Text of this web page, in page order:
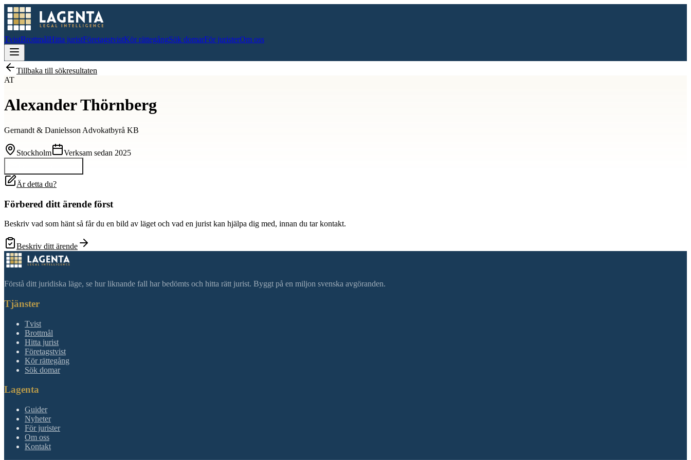
TvistBrottmålHitta juristFöretagstvistKör rättegångSök domarFör juristerOm oss
Tillbaka till sökresultaten
AT
Alexander Thörnberg
Gernandt & Danielsson Advokatbyrå KB
Stockholm Verksam sedan 2025
Är detta du?
Förbered ditt ärende först
Beskriv vad som hänt så får du en bild av läget och vad en jurist kan hjälpa dig med, innan du tar kontakt.
Beskriv ditt ärende
Förstå ditt juridiska läge, se hur liknande fall har bedömts och hitta rätt jurist. Byggt på en miljon svenska avgöranden.
Tjänster
Tvist
Brottmål
Hitta jurist
Företagstvist
Kör rättegång
Sök domar
Lagenta
Guider
Nyheter
För jurister
Om oss
Kontakt